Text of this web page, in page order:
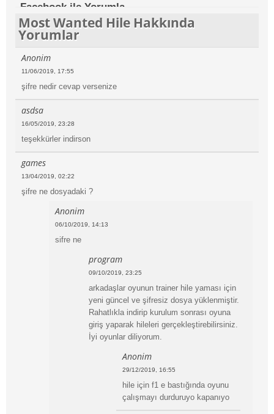
Facebook ile Yorumla
Most Wanted Hile Hakkında
Yorumlar
Anonim
11/06/2019, 17:55
şifre nedir cevap versenize
asdsa
16/05/2019, 23:28
teşekkürler indirson
games
13/04/2019, 02:22
şifre ne dosyadaki ?
Anonim
06/10/2019, 14:13
sifre ne
program
09/10/2019, 23:25
arkadaşlar oyunun trainer hile yaması için
yeni güncel ve şifresiz dosya yüklenmiştir.
Rahatlıkla indirip kurulum sonrası oyuna
giriş yaparak hileleri gerçekleştirebilirsiniz.
İyi oyunlar diliyorum.
Anonim
29/12/2019, 16:55
hile için f1 e bastığında oyunu
çalışmayı durduruyo kapanıyo